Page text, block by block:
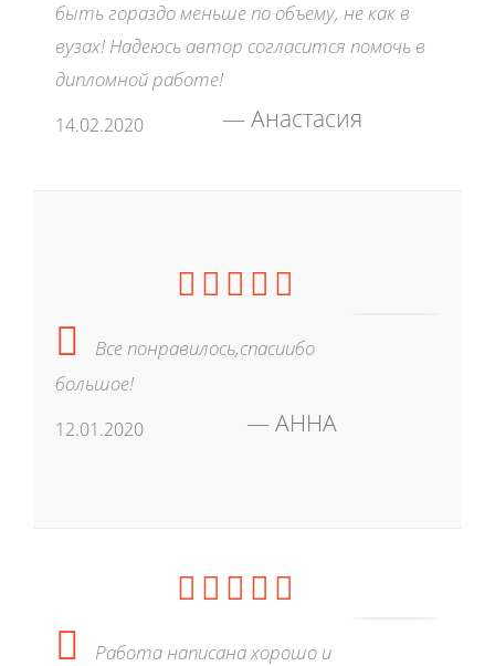
быть гораздо меньше по объему, не как в
вузах! Надеюсь автор согласится помочь в
дипломной работе!
14.02.2020 Анастасия
Все понравилось,спасиибо
большое!
12.01.2020 АННА
Работа написана хорошо и